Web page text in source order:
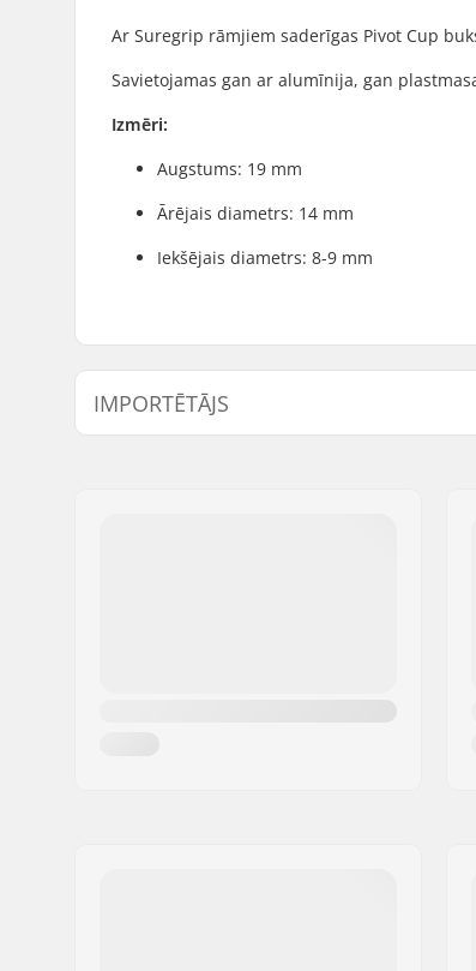
Ar Suregrip rāmjiem saderīgas Pivot Cup
Savietojamas gan ar alumīnija, gan
Izmēri:
Augstums: 19 mm
Ārējais diametrs: 14 mm
Iekšējais diametrs: 8-9 mm
IMPORTĒTĀJS